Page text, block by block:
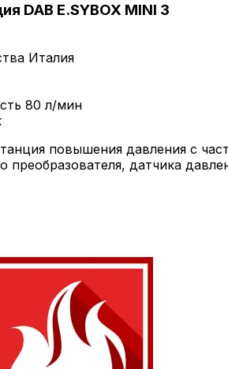
DAB E.SYBOX MINI 3
Италия
80 л/мин
повышения давления с
преобразователя, датчика